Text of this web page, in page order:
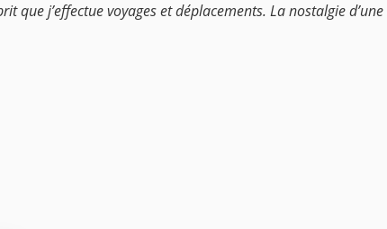
que j’effectue voyages et déplacements. La nostalgie